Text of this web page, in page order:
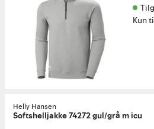
Kun
Helly Hansen
Softshelljakke 74272 gul/grå m icu